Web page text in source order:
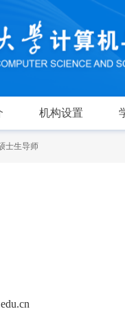
机构设置
士生导师